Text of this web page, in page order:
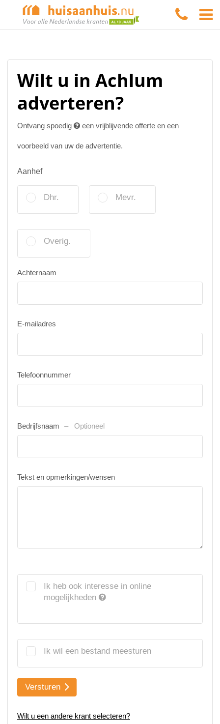
Wilt u in Achlum
adverteren?
Ontvang spoedig een vrijblijvende offerte en een
voorbeeld van uw de advertentie.
Aanhef
Dhr. Mevr.
Overig.
Achternaam
E-mailadres
Telefoonnummer
Bedrijfsnaam Optioneel
Tekst en opmerkingen/wensen
Ik heb ook interesse in online
mogelijkheden
Ik wil een bestand meesturen
Versturen
Wilt u een andere krant selecteren?